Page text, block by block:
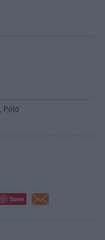
, Póló
Save